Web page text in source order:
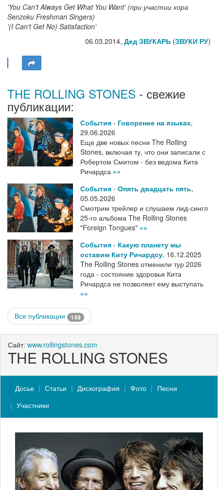
'You Can't Always Get What You Want' (при участии хора
Senzoku Freshman Singers)
'(I Can't Get No) Satisfaction'
06.03.2014, Дед ЗВУКАРЬ (ЗВУКИ РУ)
THE ROLLING STONES - свежие
публикации:
События - Говорение на языках,
29.06.2026
Еще две новых песни The Rolling
Stones, включая ту, что они записали с
Робертом Смитом - без ведома Кита
Ричардса »»
События - Опять двадцать пять,
05.05.2026
Смотрим трейлер и слушаем лид-сингл
25-го альбома The Rolling Stones
"Foreign Tongues" »»
События - Какую планету мы
оставим Киту Ричардсу, 16.12.2025
The Rolling Stones отменили тур 2026
года - состояние здоровья Кита
Ричардса не позволяет ему выступать
»»
Все публикации 149
Сайт: www.rollingstones.com
THE ROLLING STONES
Досье Статьи Дискография Фото
Песни
Участники